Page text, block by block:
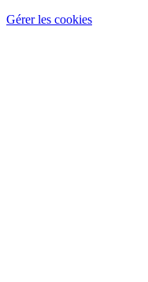
Gérer les cookies